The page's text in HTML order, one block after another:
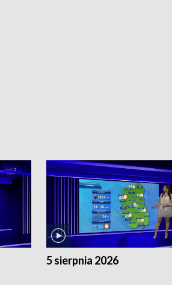
5 sierpnia 2026